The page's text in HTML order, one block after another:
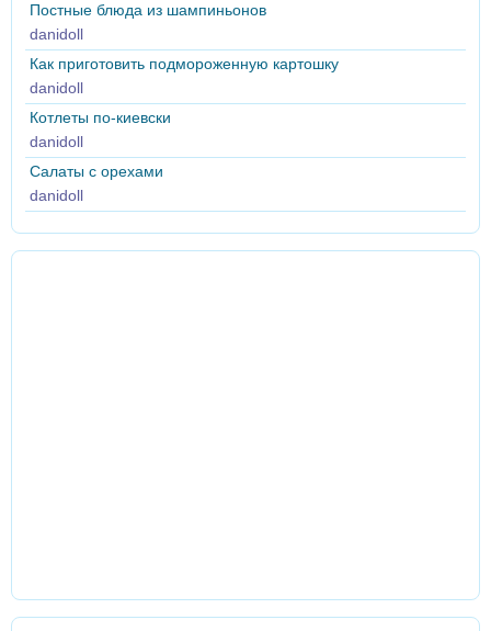
Постные блюда из шампиньонов
danidoll
Как приготовить подмороженную картошку
danidoll
Котлеты по-киевски
danidoll
Салаты с орехами
danidoll